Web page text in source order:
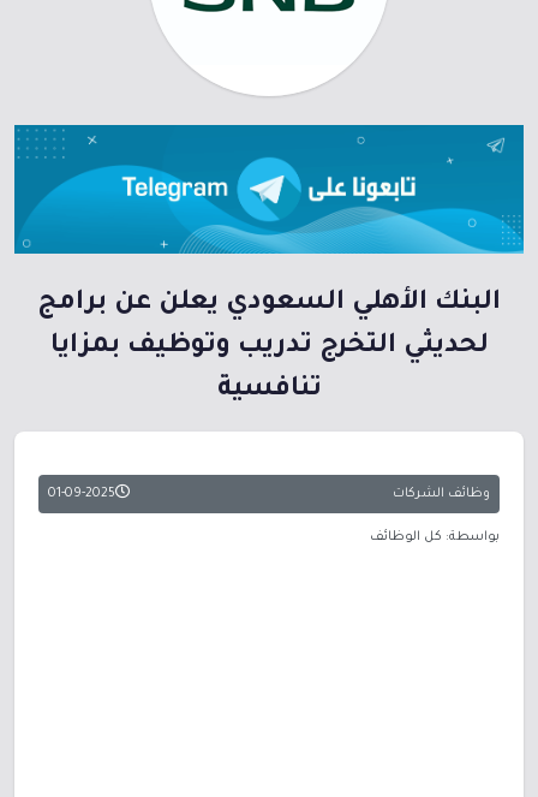
البنك الأهلي السعودي يعلن عن برامج
لحديثي التخرج تدريب وتوظيف بمزايا
تنافسية
وظائف الشركات 01-09-2025
بواسطة: كل الوظائف